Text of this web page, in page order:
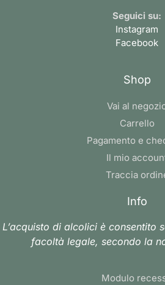
Seguici su:
Instagram
Facebook
Shop
Vai al
Carrello
Pagamento e
Il mio
Traccia
Info
L’acquisto di alcolici è consentito
facoltà legale, secondo la
Modulo